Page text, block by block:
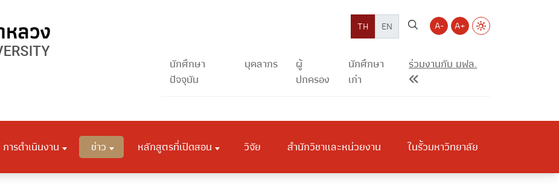
TH EN A- A+
นักศึกษา
ปัจจุบัน
บุคลากร
ผู้
ปกครอง
นักศึกษา
เก่า
ร่วมงานกับ มฟล.
การดำเนินงาน ข่าว หลักสูตรที่เปิดสอน วิจัย สำนักวิชาและหน่วยงาน ในรั้วมหาวิทยาลัย